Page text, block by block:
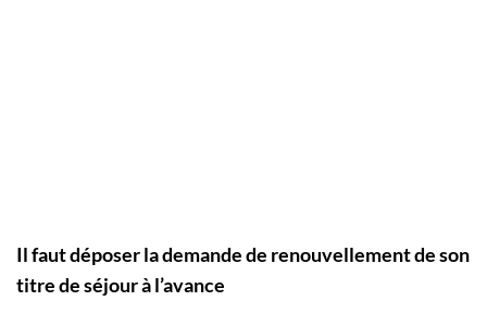
Il faut déposer la demande de renouvellement de son
titre de séjour à l’avance